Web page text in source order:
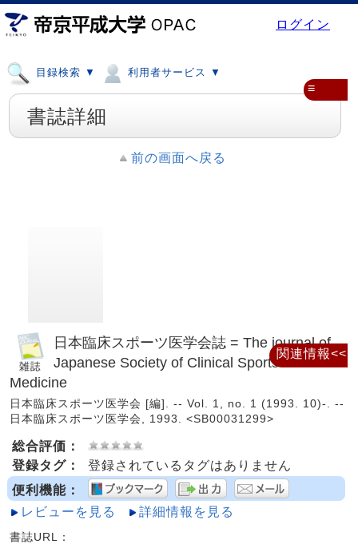
ログイン
目録検索 ▼ 利用者サービス ▼
≡
書誌詳細
前の画面へ戻る
日本臨床スポーツ医学会誌 = The journal of
Japanese Society of Clinical Sports
Medicine
日本臨床スポーツ医学会 [編]. -- Vol. 1, no. 1 (1993. 10)-. --
日本臨床スポーツ医学会, 1993. <SB00031299>
総合評価：
登録タグ：
登録されているタグはありません
便利機能：
レビューを見る
詳細情報を見る
書誌URL：
関連情報<<